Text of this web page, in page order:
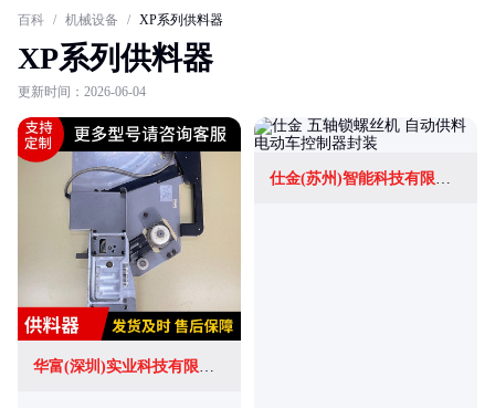
百科 / 机械设备 / XP系列供料器
XP系列供料器
更新时间：2026-06-04
华富(深圳)实业科技有限公司
仕金(苏州)智能科技有限公司